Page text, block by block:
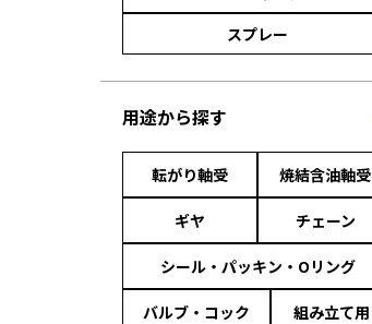
スプレー
用途から探す
転がり軸受 焼結含油軸受
ギヤ チェーン
シール・パッキン・Oリング
バルブ・コック 組み立て用